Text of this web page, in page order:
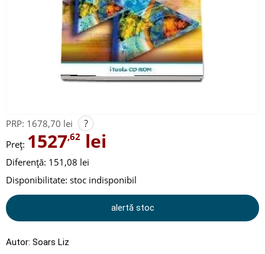
PRP: 1678,70 lei ?
Preț: 1527,62 lei
Diferență: 151,08 lei
Disponibilitate: stoc indisponibil
alertă stoc
Autor: Soars Liz